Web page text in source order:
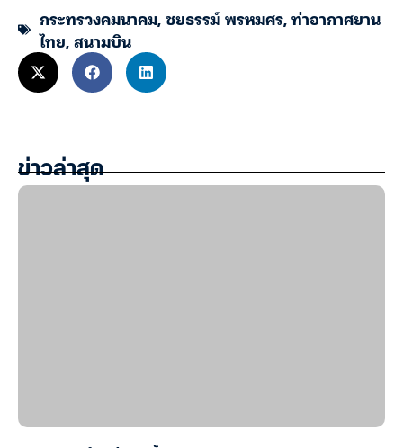
กระทรวงคมนาคม,ชยธรรม์ พรหมศร,ท่าอากาศยาน
ไทย,สนามบิน
ข่าวล่าสุด